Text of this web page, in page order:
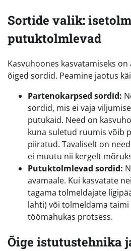
Sortide valik:
putuktolmlevad
Kasvuhoones kasvatamiseks
õiged sordid. Peamine jaotus
Partenokarpsed sordid:
sordid, mis ei vaja
putukaid. Need on
kuna suletud ruumis võib
piiratud. Tavaliselt on
ei muutu nii kergelt
Putuktolmlevad sordid:
avamaale. Kui kasvatate
tagama tolmeldajate
lahti) või tolmeldama taimi
töömahukas protsess.
Õige istutustehnika